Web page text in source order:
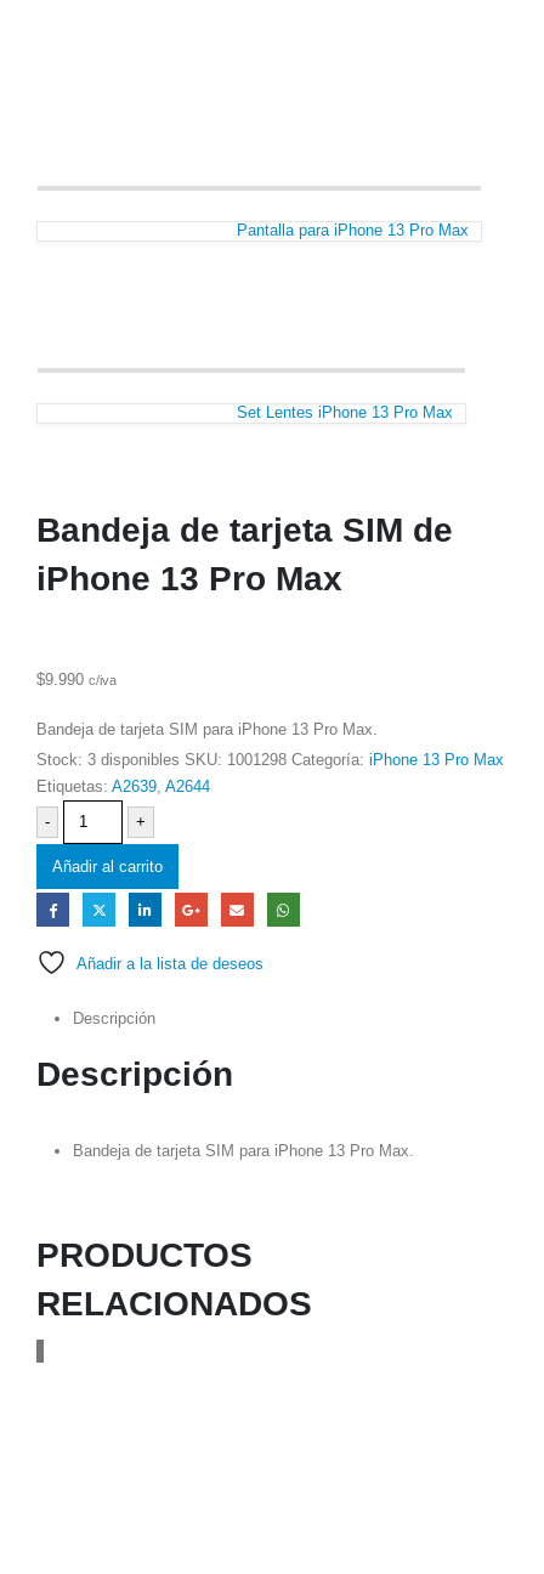
Pantalla para iPhone 13 Pro Max
Set Lentes iPhone 13 Pro Max
Bandeja de tarjeta SIM de
iPhone 13 Pro Max
$9.990 c/iva
Bandeja de tarjeta SIM para iPhone 13 Pro Max.
Stock: 3 disponibles SKU: 1001298 Categoría: iPhone 13 Pro Max
Etiquetas: A2639, A2644
-
+
Añadir al carrito
Añadir a la lista de deseos
Descripción
Descripción
Bandeja de tarjeta SIM para iPhone 13 Pro Max.
PRODUCTOS
RELACIONADOS